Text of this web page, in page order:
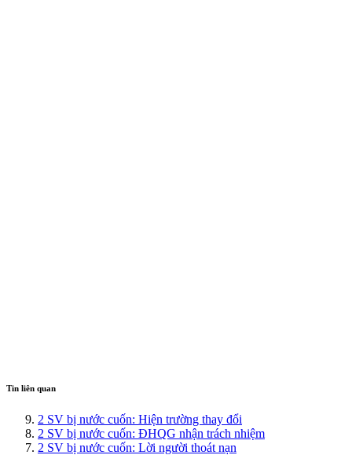
Tin liên quan
2 SV bị nước cuốn: Hiện trường thay đổi
2 SV bị nước cuốn: ĐHQG nhận trách nhiệm
2 SV bị nước cuốn: Lời người thoát nạn